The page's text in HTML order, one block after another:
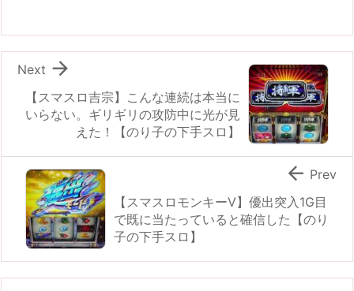
【スマスロ吉宗】こんな連続は本当に
いらない。ギリギリの攻防中に光が見
えた！【のり子の下手スロ】

Next
【スマスロモンキーV】優出突入1G目
で既に当たっていると確信した【のり
子の下手スロ】
 Prev